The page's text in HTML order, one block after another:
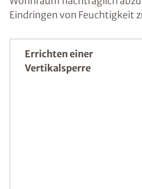
Feuchtemessverfahren
Durch Messmethoden kann der
Feuchte
und